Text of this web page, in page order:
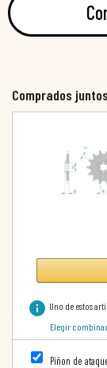
Comprados
info Uno de estos
Elegir
Piñon de